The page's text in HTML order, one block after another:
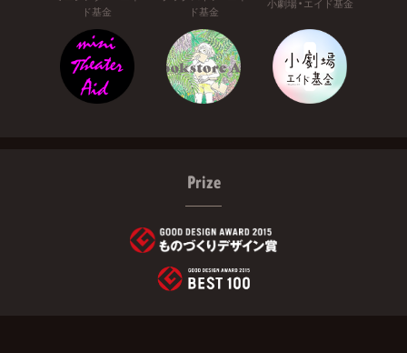
ド基金
ド基金
小劇場・エイド基金
Prize